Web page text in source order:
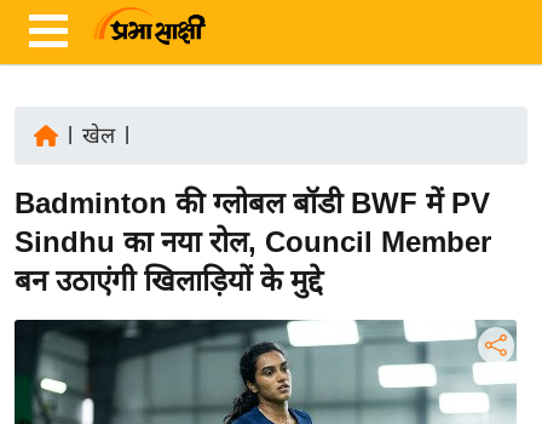
ज़ा
ख
र
रा
ष्ट्री
य
खेल|
Badminton की ग्लोबल बॉडी BWF में PV
Sindhu का नया रोल, Council Member
बन उठाएंगी खिलाड़ियों के मुद्दे